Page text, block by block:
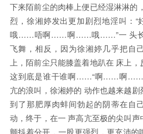
下来陌前尘的肉棒上便已经湿淋淋的
烈，徐湘婷发出更加剧烈地淫叫
哦……唔啊……啊……哦……”一 头长
飞舞，相反，因为徐湘婷几乎把自
上，陌前尘只能膝盖着地趴在 床上，
这到底是谁干谁啊……“啊……啊
亢的浪叫，徐湘婷的 动作也越来越
到了那肥厚肉蚌间勃起的阴蒂在自
动，终于，在一 声高亢至极的尖叫